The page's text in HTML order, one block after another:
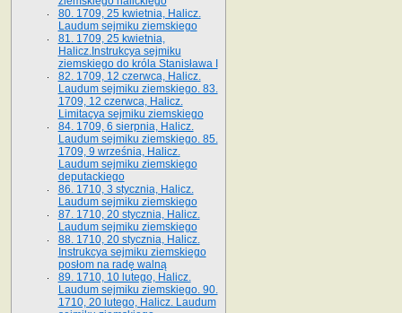
80. 1709, 25 kwietnia, Halicz.
Laudum sejmiku ziemskiego
81. 1709, 25 kwietnia,
Halicz.Instrukcya sejmiku
ziemskiego do króla Stanisława I
82. 1709, 12 czerwca, Halicz.
Laudum sejmiku ziemskiego. 83.
1709, 12 czerwca, Halicz.
Limitacya sejmiku ziemskiego
84. 1709, 6 sierpnia, Halicz.
Laudum sejmiku ziemskiego. 85.
1709, 9 września, Halicz.
Laudum sejmiku ziemskiego
deputackiego
86. 1710, 3 stycznia, Halicz.
Laudum sejmiku ziemskiego
87. 1710, 20 stycznia, Halicz.
Laudum sejmiku ziemskiego
88. 1710, 20 stycznia, Halicz.
Instrukcya sejmiku ziemskiego
posłom na radę walną
89. 1710, 10 lutego, Halicz.
Laudum sejmiku ziemskiego. 90.
1710, 20 lutego, Halicz. Laudum